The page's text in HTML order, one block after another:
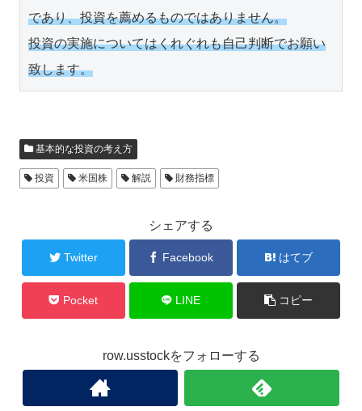
であり、投資を薦めるものではありません。
投資の実施についてはくれぐれも自己判断でお願い
致します。
基本的な投資の考え方
投資 米国株 解説 財務指標
シェアする
Twitter Facebook はてブ
Pocket LINE コピー
row.usstockをフォローする